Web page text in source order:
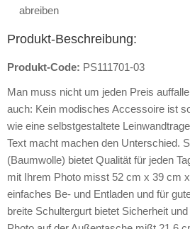
abreiben
Produkt-Beschreibung:
Produkt-Code: PS111701-03
Man muss nicht um jeden Preis
auch: Kein modisches Accessoire ist
wie eine selbstgestaltete
Text macht machen den Unterschied.
(Baumwolle) bietet Qualität für jeden
mit Ihrem Photo misst 52 cm x 39 cm
einfaches Be- und Entladen und für
breite Schultergurt bietet Sicherheit